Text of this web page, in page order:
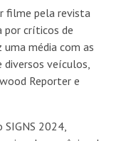
filme pela revista
por críticos de
média com as
veículos,
Reporter e
2024,